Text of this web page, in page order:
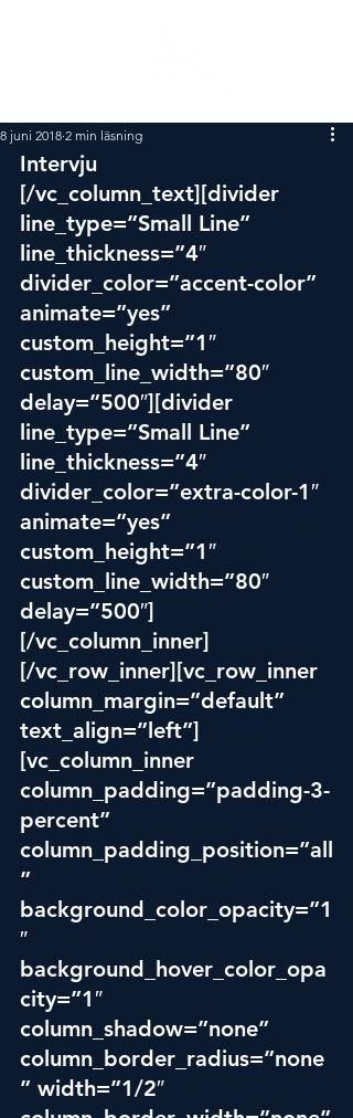
8 juni 2018 2 min läsning
Intervju
[/vc_column_text][divider
line_type=”Small Line”
line_thickness=”4″
divider_color=”accent-color”
animate=”yes”
custom_height=”1″
custom_line_width=”80″
delay=”500″][divider
line_type=”Small Line”
line_thickness=”4″
divider_color=”extra-color-1″
animate=”yes”
custom_height=”1″
custom_line_width=”80″
delay=”500″]
[/vc_column_inner]
[/vc_row_inner][vc_row_inner
column_margin=”default”
text_align=”left”]
[vc_column_inner
column_padding=”padding-3-
percent”
column_padding_position=”all
”
background_color_opacity=”1
″
background_hover_color_opa
city=”1″
column_shadow=”none”
column_border_radius=”none
” width=”1/2″